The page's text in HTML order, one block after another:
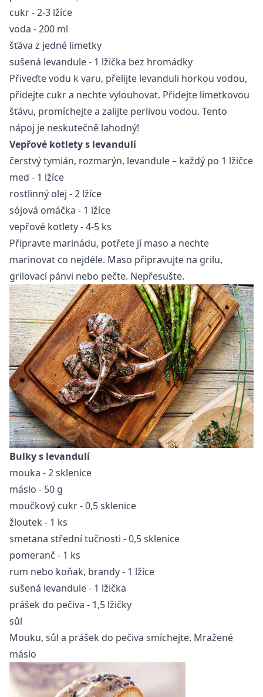
cukr - 2-3 lžíce
voda - 200 ml
šťáva z jedné limetky
sušená levandule - 1 lžička bez hromádky
Přiveďte vodu k varu, přelijte levanduli horkou vodou,
přidejte cukr a nechte vylouhovat. Přidejte limetkovou
šťávu, promíchejte a zalijte perlivou vodou. Tento
nápoj je neskutečně lahodný!
Vepřové kotlety s levandulí
čerstvý tymián, rozmarýn, levandule – každý po 1 lžičce
med - 1 lžíce
rostlinný olej - 2 lžíce
sójová omáčka - 1 lžíce
vepřové kotlety - 4-5 ks
Připravte marinádu, potřete jí maso a nechte
marinovat co nejdéle. Maso připravujte na grilu,
grilovací pánvi nebo pečte. Nepřesušte.
Bulky s levandulí
mouka - 2 sklenice
máslo - 50 g
moučkový cukr - 0,5 sklenice
žloutek - 1 ks
smetana střední tučnosti - 0,5 sklenice
pomeranč - 1 ks
rum nebo koňak, brandy - 1 lžíce
sušená levandule - 1 lžička
prášek do pečiva - 1,5 lžičky
sůl
Mouku, sůl a prášek do pečiva smíchejte. Mražené
máslo